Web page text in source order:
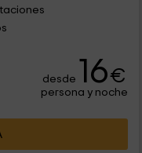
desde 16€
persona y noche